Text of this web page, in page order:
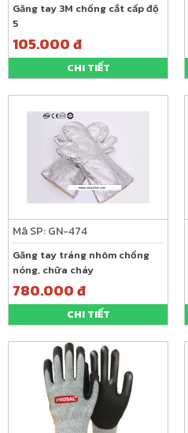
Găng tay 3M chống cắt cấp độ
5
105.000 đ
CHI TIẾT
Mã SP: GN-474
Găng tay tráng nhôm chống
nóng, chữa cháy
780.000 đ
CHI TIẾT